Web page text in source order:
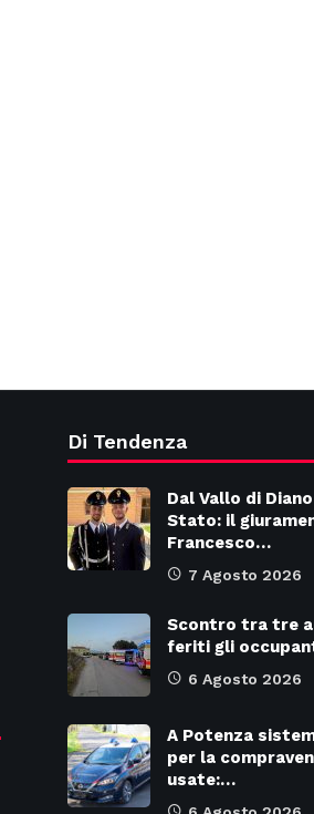
Di Tendenza
Dal Vallo di
Stato: il
Francesco…
7 Agosto 2026
Scontro tra tre
feriti gli
6 Agosto 2026
A Potenza
per la
usate:…